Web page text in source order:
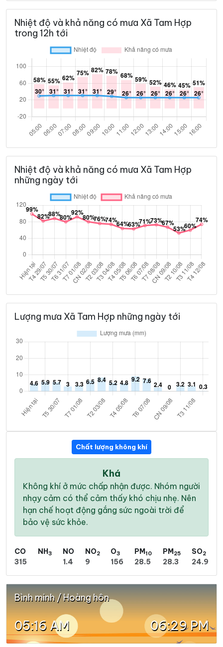
Nhiệt độ và khả năng có mưa Xã Tam Hợp
trong 12h tới
Nhiệt độ và khả năng có mưa Xã Tam Hợp
những ngày tới
Lượng mưa Xã Tam Hợp những ngày tới
Chất lượng không khí
Khá
Không khí ở mức chấp nhận được. Nhóm người
nhạy cảm có thể cảm thấy khó chịu nhẹ. Nên
hạn chế hoạt động gắng sức ngoài trời để
bảo vệ sức khỏe.
CO
315
NH3
NO
1.4
NO2
9
O3
156
PM10
28.5
PM25
28.3
SO2
24.9
Bình minh / Hoàng hôn
05:16 AM 06:29 PM